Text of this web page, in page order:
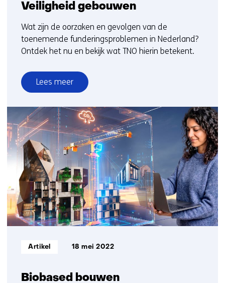
Veiligheid gebouwen
Wat zijn de oorzaken en gevolgen van de
toenemende funderingsproblemen in Nederland?
Ontdek het nu en bekijk wat TNO hierin betekent.
Lees meer
over
Veiligheid
gebouwen
Biobased bouwen
Informatietype:
Artikel 18 mei 2022